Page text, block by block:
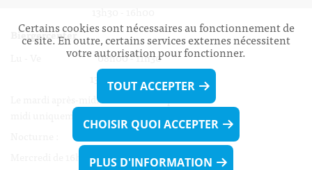
Biergercenter
Lu - Ve 08h00 - 11h30
13h30 - 16h00
Le mardi après-midi et le vendredi après-
midi uniquement sur Rdv.
Mercredi de 16h00 - 18h45 uniquement sur Rdv
Certains cookies sont nécessaires au fonctionnement de
ce site. En outre, certains services externes nécessitent
votre autorisation pour fonctionner.
TOUT ACCEPTER
CHOISIR QUOI ACCEPTER
PLUS D'INFORMATION